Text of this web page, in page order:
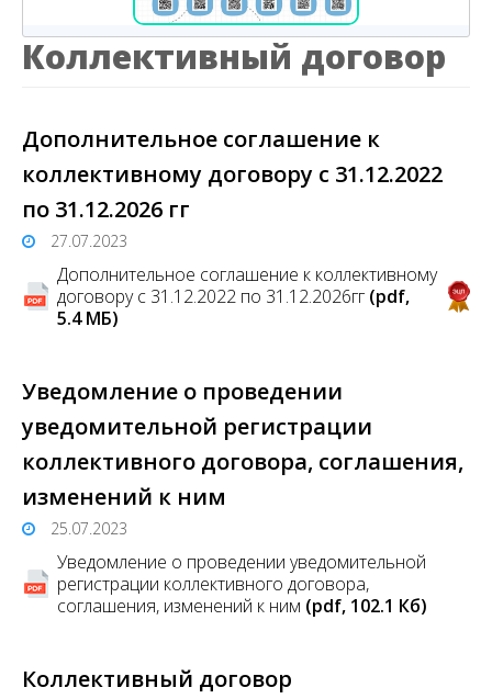
Коллективный договор
Дополнительное соглашение к
коллективному договору с 31.12.2022
по 31.12.2026 гг
27.07.2023
Дополнительное соглашение к коллективному
договору с 31.12.2022 по 31.12.2026гг (pdf,
5.4 MБ)
Уведомление о проведении
уведомительной регистрации
коллективного договора, соглашения,
изменений к ним
25.07.2023
Уведомление о проведении уведомительной
регистрации коллективного договора,
соглашения, изменений к ним (pdf, 102.1 Кб)
Коллективный договор